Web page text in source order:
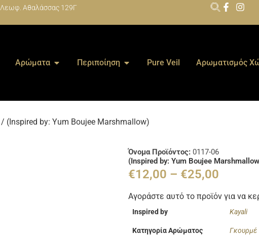
Λεωφ. Αθαλάσσας 129Γ
Αρώματα Περιποίηση Pure Veil Αρωματισμός
/ (Inspired by: Yum Boujee Marshmallow)
Όνομα Προϊόντος:0117-06
(Inspired by: Yum Boujee
€12,00 – €25,00
Αγοράστε αυτό το προϊόν για να
Inspired by Kayali
Κατηγορία Αρώματος Γκουρμέ